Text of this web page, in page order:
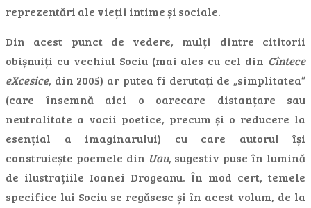
reprezentări ale vieții intime și sociale.
Din acest punct de vedere, mulți dintre cititorii
obișnuiți cu vechiul Sociu (mai ales cu cel din Cîntece
eXcesice, din 2005) ar putea fi derutați de „simplitatea”
(care însemnă aici o oarecare distanțare sau
neutralitate a vocii poetice, precum și o reducere la
esențial a imaginarului) cu care autorul își
construiește poemele din Uau, sugestiv puse în lumină
de ilustrațiile Ioanei Drogeanu. În mod cert, temele
specifice lui Sociu se regăsesc și în acest volum, de la